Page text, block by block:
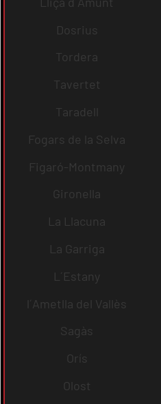
Dosrius
Tordera
Tavertet
Taradell
Fogars de la Selva
Figaró-Montmany
Gironella
La Llacuna
La Garriga
L´Estany
l´Ametlla del Vallès
Sagàs
Orís
Olost